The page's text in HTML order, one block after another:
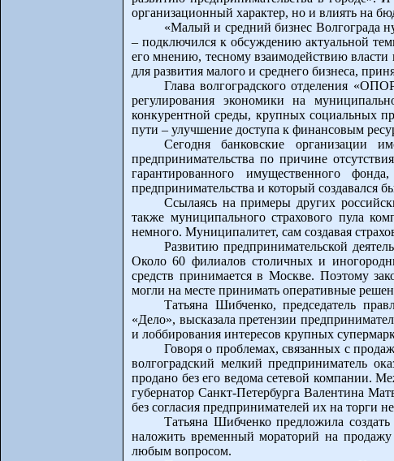
организационный характер, но и влиять на
«Малый и средний бизнес Волгограда
– подключился к обсуждению актуальной
его мнению, тесному взаимодействию
для развития малого и среднего бизнеса,
Глава волгоградского отделения
регулирования экономики на
конкурентной среды, крупных социальных
пути – улучшение доступа к финансовым
Сегодня банковские организации
предпринимательства по причине
гарантированного имущественного
предпринимательства и который создавался
Ссылаясь на примеры других
также муниципального страхового пула
немного. Муниципалитет, сам создавая
Развитию предпринимательской
Около 60 филиалов столичных и
средств принимается в Москве. Поэтому
могли на месте принимать оперативные
Татьяна Шибченко, председатель
«Дело», высказала претензии
и лоббирования интересов крупных
Говоря о проблемах, связанных с
волгоградский мелкий предприниматель
продано без его ведома сетевой компании.
губернатор Санкт-Петербурга Валентина
без согласия предпринимателей их на торги
Татьяна Шибченко предложила
наложить временный мораторий на
любым вопросом.